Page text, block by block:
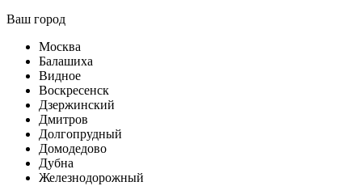
Ваш город
Москва
Балашиха
Видное
Воскресенск
Дзержинский
Дмитров
Долгопрудный
Домодедово
Дубна
Железнодорожный